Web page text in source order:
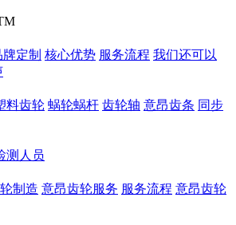
牌定制 核心优势 服务流程 我们还可以
料齿轮 蜗轮蜗杆 齿轮轴 意昂齿条 同步
测人员
制造 意昂齿轮服务 服务流程 意昂齿轮